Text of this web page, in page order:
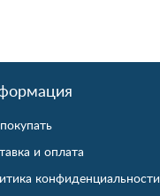
и оплата
конфиденциальности